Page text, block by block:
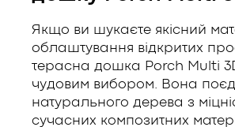
Якщо ви шукаєте якісний
облаштування відкритих
терасна дошка Porch Multi
чудовим вибором. Вона
натурального дерева з
сучасних композитних